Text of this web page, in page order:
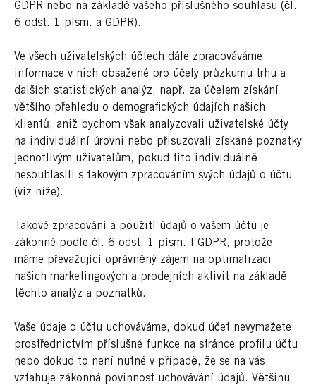
GDPR nebo na základě vašeho příslušného souhlasu (čl.
6 odst. 1 písm. a GDPR).
Ve všech uživatelských účtech dále zpracováváme
informace v nich obsažené pro účely průzkumu trhu a
dalších statistických analýz, např. za účelem získání
většího přehledu o demografických údajích našich
klientů, aniž bychom však analyzovali uživatelské účty
na individuální úrovni nebo přisuzovali získané poznatky
jednotlivým uživatelům, pokud tito individuálně
nesouhlasili s takovým zpracováním svých údajů o účtu
(viz níže).
Takové zpracování a použití údajů o vašem účtu je
zákonné podle čl. 6 odst. 1 písm. f GDPR, protože
máme převažující oprávněný zájem na optimalizaci
našich marketingových a prodejních aktivit na základě
těchto analýz a poznatků.
Vaše údaje o účtu uchováváme, dokud účet nevymažete
prostřednictvím příslušné funkce na stránce profilu účtu
nebo dokud to není nutné v případě, že se na vás
vztahuje zákonná povinnost uchovávání údajů. Většinu